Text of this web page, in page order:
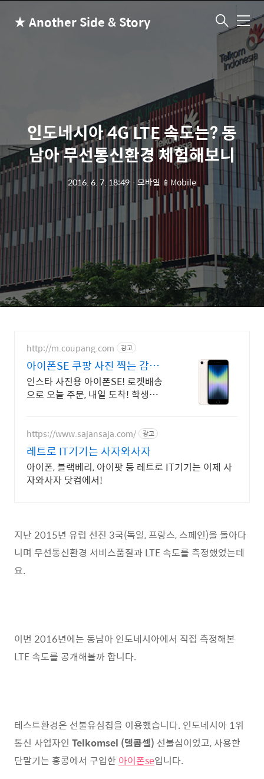
★ Another Side & Story 메
뉴
인도네시아 4G LTE 속도는? 동
남아 무선통신환경 체험해보니
2016. 6. 7. 18:49 ㆍ 모바일 📱Mobile
http://m.coupang.com 광고
아이폰SE 쿠팡 사진 찍는 감성
폰
인스타 사진용 아이폰SE! 로켓배송
으로 오늘 주문, 내일 도착! 학생폰
https://www.sajansaja.com/ 광고
레트로 IT기기는 사자와사자
아이폰, 블랙베리, 아이팟 등 레트로 IT기기는 이제 사
자와사자 닷컴에서!
지난 2015년 유럽 선진 3국(독일, 프랑스, 스페인)을 돌아다
니며 무선통신환경 서비스품질과 LTE 속도를 측정했었는데
요.
이번 2016년에는 동남아 인도네시아에서 직접 측정해본
LTE 속도를 공개해볼까 합니다.
테스트환경은 선불유심칩을 이용했습니다. 인도네시아 1위
통신 사업자인 Telkomsel (텔콤셀) 선불심이었고, 사용한
단말기는 홍콩에서 구입한 아이폰se입니다.